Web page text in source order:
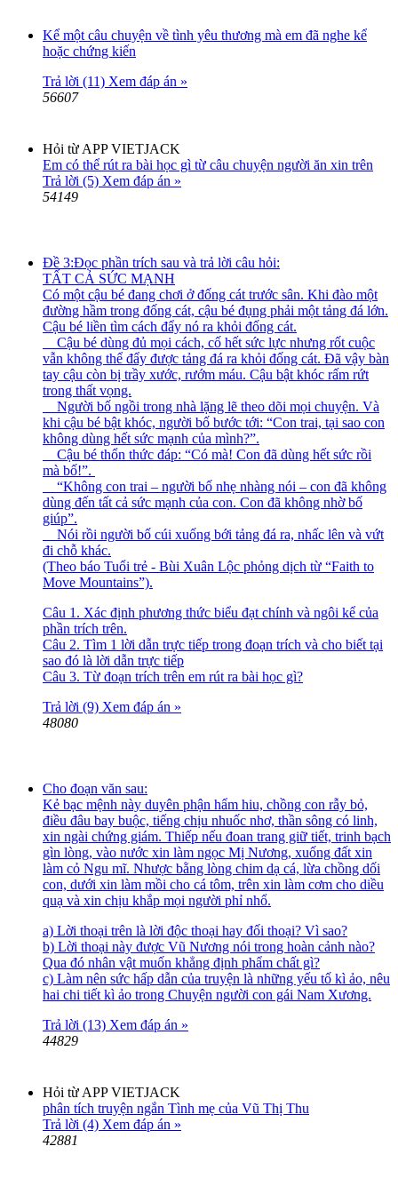
Kể một câu chuyện về tình yêu thương mà em đã nghe kể
hoặc chứng kiến
Trả lời (11) Xem đáp án »
56607
Hỏi từ APP VIETJACK
Em có thể rút ra bài học gì từ câu chuyện người ăn xin trên
Trả lời (5) Xem đáp án »
54149
Đề 3:Đọc phần trích sau và trả lời câu hỏi:
TẤT CẢ SỨC MẠNH
Có một cậu bé đang chơi ở đống cát trước sân. Khi đào một
đường hầm trong đống cát, cậu bé đụng phải một tảng đá lớn.
Cậu bé liền tìm cách đẩy nó ra khỏi đống cát.
Cậu bé dùng đủ mọi cách, cố hết sức lực nhưng rốt cuộc
vẫn không thể đẩy được tảng đá ra khỏi đống cát. Đã vậy bàn
tay cậu còn bị trầy xước, rướm máu. Cậu bật khóc rấm rứt
trong thất vọng.
Người bố ngồi trong nhà lặng lẽ theo dõi mọi chuyện. Và
khi cậu bé bật khóc, người bố bước tới: “Con trai, tại sao con
không dùng hết sức mạnh của mình?”.
Cậu bé thổn thức đáp: “Có mà! Con đã dùng hết sức rồi
mà bố!”.
“Không con trai – người bố nhẹ nhàng nói – con đã không
dùng đến tất cả sức mạnh của con. Con đã không nhờ bố
giúp”.
Nói rồi người bố cúi xuống bới tảng đá ra, nhấc lên và vứt
đi chỗ khác.
(Theo báo Tuổi trẻ - Bùi Xuân Lộc phỏng dịch từ “Faith to
Move Mountains”).
Câu 1. Xác định phương thức biểu đạt chính và ngôi kể của
phần trích trên.
Câu 2. Tìm 1 lời dẫn trực tiếp trong đoạn trích và cho biết tại
sao đó là lời dẫn trực tiếp
Câu 3. Từ đoạn trích trên em rút ra bài học gì?
Trả lời (9) Xem đáp án »
48080
Cho đoạn văn sau:
Kẻ bạc mệnh này duyên phận hẩm hiu, chồng con rẫy bỏ,
điều đâu bay buộc, tiếng chịu nhuốc nhơ, thần sông có linh,
xin ngài chứng giám. Thiếp nếu đoan trang giữ tiết, trinh bạch
gìn lòng, vào nước xin làm ngọc Mị Nương, xuống đất xin
làm cỏ Ngu mĩ. Nhược bằng lòng chim dạ cá, lừa chồng dối
con, dưới xin làm mồi cho cá tôm, trên xin làm cơm cho diều
quạ và xin chịu khắp mọi người phỉ nhổ.
a) Lời thoại trên là lời độc thoại hay đối thoại? Vì sao?
b) Lời thoại này được Vũ Nương nói trong hoàn cảnh nào?
Qua đó nhân vật muốn khẳng định phẩm chất gì?
c) Làm nên sức hấp dẫn của truyện là những yếu tố kì ảo, nêu
hai chi tiết kì ảo trong Chuyện người con gái Nam Xương.
Trả lời (13) Xem đáp án »
44829
Hỏi từ APP VIETJACK
phân tích truyện ngắn Tình mẹ của Vũ Thị Thu
Trả lời (4) Xem đáp án »
42881